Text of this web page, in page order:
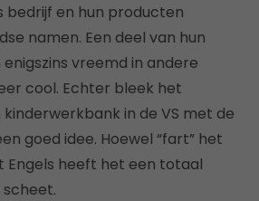
bedrijf en hun producten
namen. Een deel van hun
vreemd in andere
cool. Echter bleek het
in de VS met de
goed idee. Hoewel “fart” het
Engels heeft het een totaal